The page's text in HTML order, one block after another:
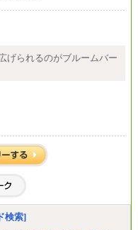
円スキル・語学力・ご経験
、上記のレンジ以上での
時間）を利用しない場合の
げられるのがブルームバー
検索]